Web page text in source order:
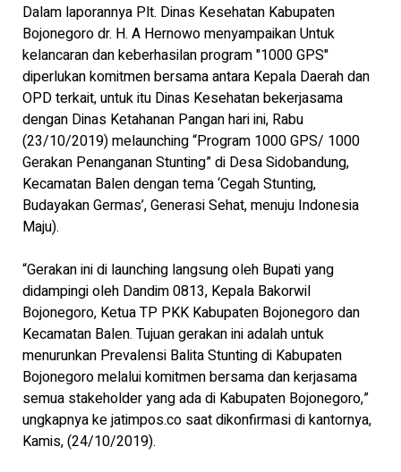
Dalam laporannya Plt. Dinas Kesehatan Kabupaten
Bojonegoro dr. H. A Hernowo menyampaikan Untuk
kelancaran dan keberhasilan program "1000 GPS"
diperlukan komitmen bersama antara Kepala Daerah dan
OPD terkait, untuk itu Dinas Kesehatan bekerjasama
dengan Dinas Ketahanan Pangan hari ini, Rabu
(23/10/2019) melaunching “Program 1000 GPS/ 1000
Gerakan Penanganan Stunting” di Desa Sidobandung,
Kecamatan Balen dengan tema ‘Cegah Stunting,
Budayakan Germas’, Generasi Sehat, menuju Indonesia
Maju).
“Gerakan ini di launching langsung oleh Bupati yang
didampingi oleh Dandim 0813, Kepala Bakorwil
Bojonegoro, Ketua TP PKK Kabupaten Bojonegoro dan
Kecamatan Balen. Tujuan gerakan ini adalah untuk
menurunkan Prevalensi Balita Stunting di Kabupaten
Bojonegoro melalui komitmen bersama dan kerjasama
semua stakeholder yang ada di Kabupaten Bojonegoro,”
ungkapnya ke jatimpos.co saat dikonfirmasi di kantornya,
Kamis, (24/10/2019).